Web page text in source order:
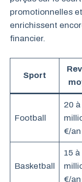
promotionnelles
enrichissent
financier.
Sport
Football
20
€/an
Basketball
15 à
€/an